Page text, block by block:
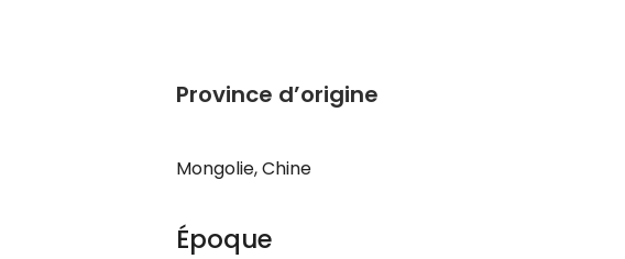
Province d’origine
Mongolie, Chine
Époque